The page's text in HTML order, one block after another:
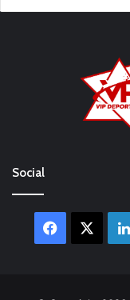
Social
Facebook